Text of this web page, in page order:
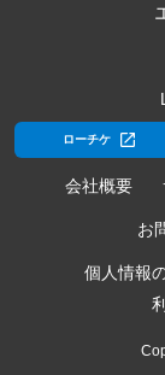
ローチケ
会社概要
お
個人情報